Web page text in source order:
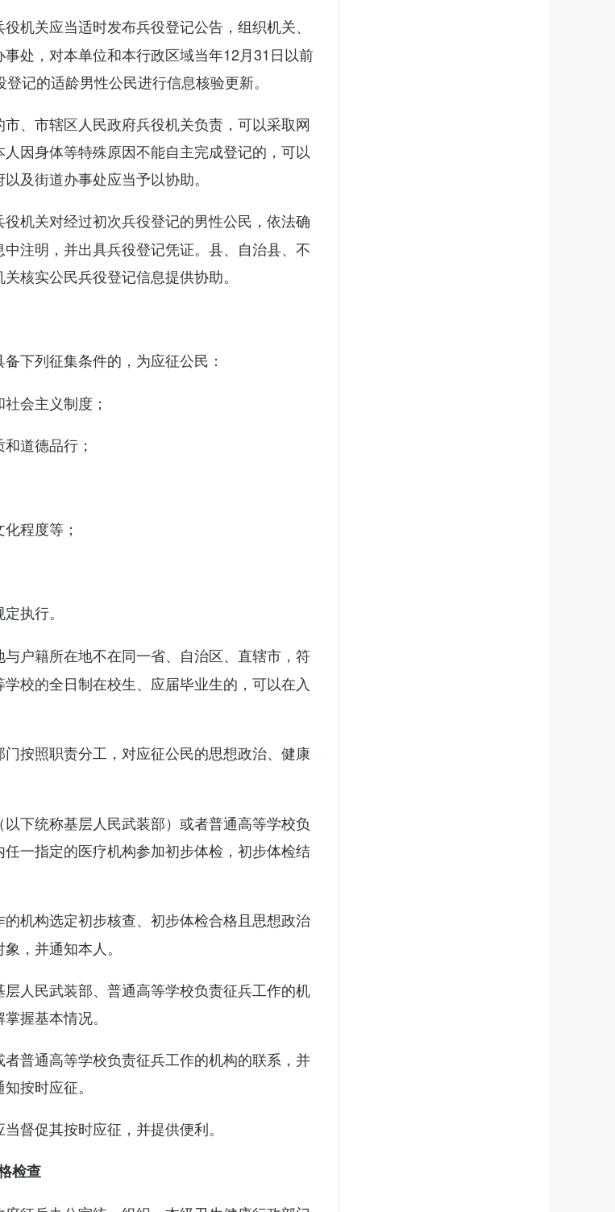
机关应当适时发布兵役登记公告，组织机关、
处，对本单位和本行政区域当年12月31日以前
记的适龄男性公民进行信息核验更新。
、市辖区人民政府兵役机关负责，可以采取网
因身体等特殊原因不能自主完成登记的，可以
及街道办事处应当予以协助。
机关对经过初次兵役登记的男性公民，依法确
注明，并出具兵役登记凭证。县、自治县、不
核实公民兵役登记信息提供协助。
下列征集条件的，为应征公民：
会主义制度；
道德品行；
程度等；
执行。
户籍所在地不在同一省、自治区、直辖市，符
校的全日制在校生、应届毕业生的，可以在入
按照职责分工，对应征公民的思想政治、健康
下统称基层人民武装部）或者普通高等学校负
一指定的医疗机构参加初步体检，初步体检结
机构选定初步核查、初步体检合格且思想政治
，并通知本人。
人民武装部、普通高等学校负责征兵工作的机
握基本情况。
普通高等学校负责征兵工作的机构的联系，并
按时应征。
督促其按时应征，并提供便利。
检查